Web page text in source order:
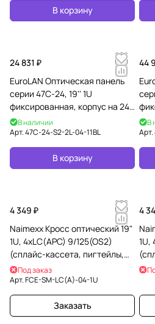
В корзину
24 831 ₽
EuroLAN Оптическая панель
серии 47C-24, 19'' 1U
фиксированная, корпус на 24
адаптера, 4 дуплекс LC
адаптера, OS2
В наличии
Арт.47C-24-S2-2L-04-11BL
В корзину
44
В
Арт.
4 349 ₽
Naimexx Кросс оптический 19"
1U, 4хLC(APC) 9/125(OS2)
(сплайс-кассета, пигтейлы,
КДЗС)
Под заказ
Арт.FCE-SM-LC(A)-04-1U
Заказать
4
1U,